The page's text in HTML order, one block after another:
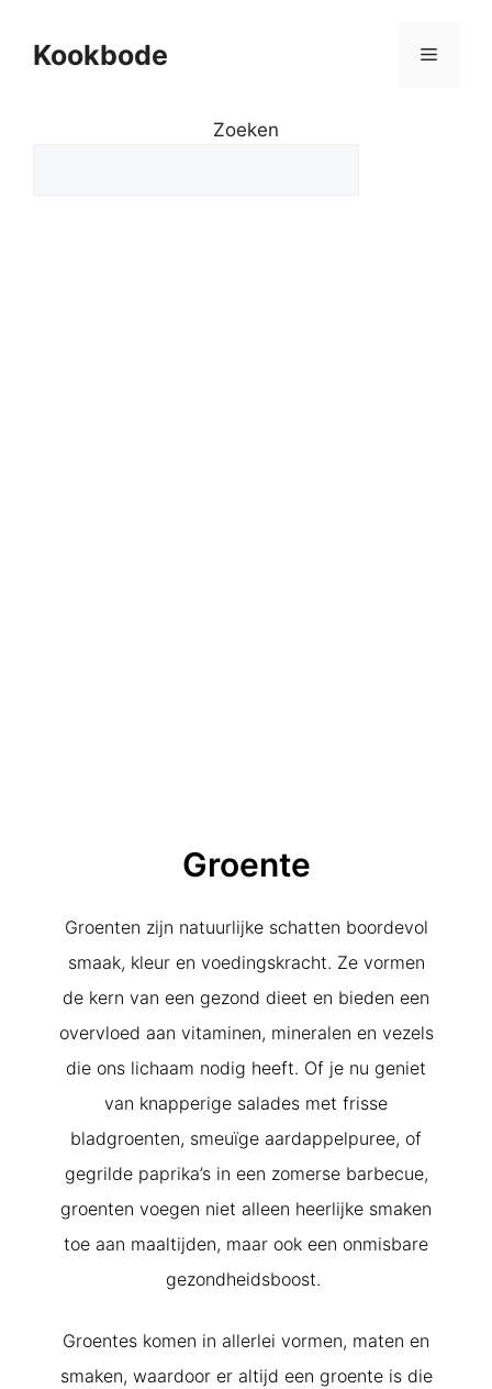
Kookbode
Zoeken
Groente
Groenten zijn natuurlijke schatten boordevol
smaak, kleur en voedingskracht. Ze vormen
de kern van een gezond dieet en bieden een
overvloed aan vitaminen, mineralen en vezels
die ons lichaam nodig heeft. Of je nu geniet
van knapperige salades met frisse
bladgroenten, smeuïge aardappelpuree, of
gegrilde paprika’s in een zomerse barbecue,
groenten voegen niet alleen heerlijke smaken
toe aan maaltijden, maar ook een onmisbare
gezondheidsboost.
Groentes komen in allerlei vormen, maten en
smaken, waardoor er altijd een groente is die